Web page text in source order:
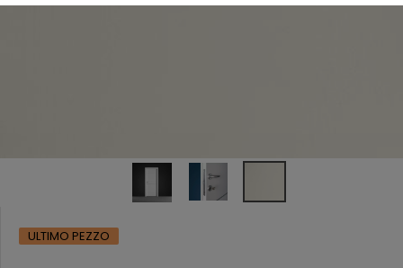
ULTIMO PEZZO